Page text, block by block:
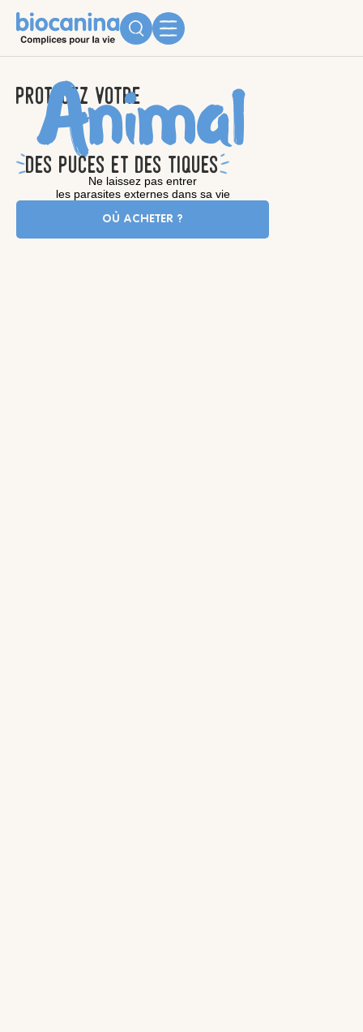
protegez votre
Animal
des puces et des tiques
Ne laissez pas entrer
les parasites externes dans sa vie
OÙ ACHETER ?